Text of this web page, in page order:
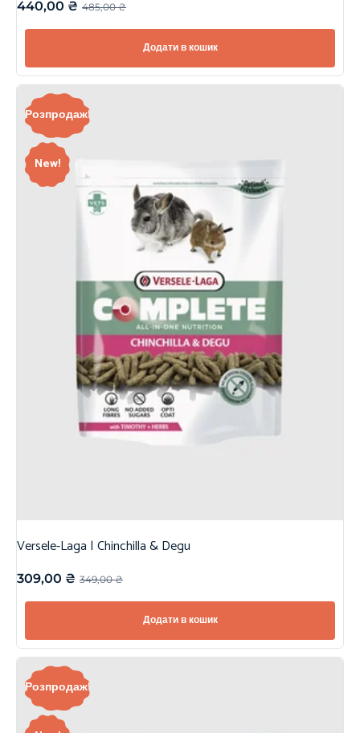
485,00₴
440,00 ₴
Додати в кошик
New!
Розпродаж!
Versele-Laga | Chinchilla & Degu
349,00₴
309,00 ₴
Додати в кошик
Розпродаж!